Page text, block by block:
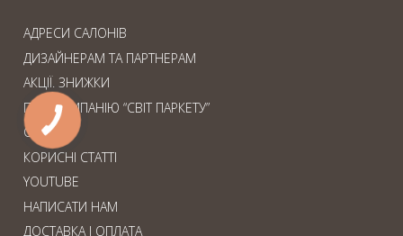
АДРЕСИ САЛОНІВ
ДИЗАЙНЕРАМ ТА ПАРТНЕРАМ
АКЦІЇ. ЗНИЖКИ
ПРО КОМПАНІЮ “СВІТ ПАРКЕТУ”
СЕРВІС
КОРИСНІ СТАТТІ
YOUTUBE
НАПИСАТИ НАМ
ДОСТАВКА І ОПЛАТА